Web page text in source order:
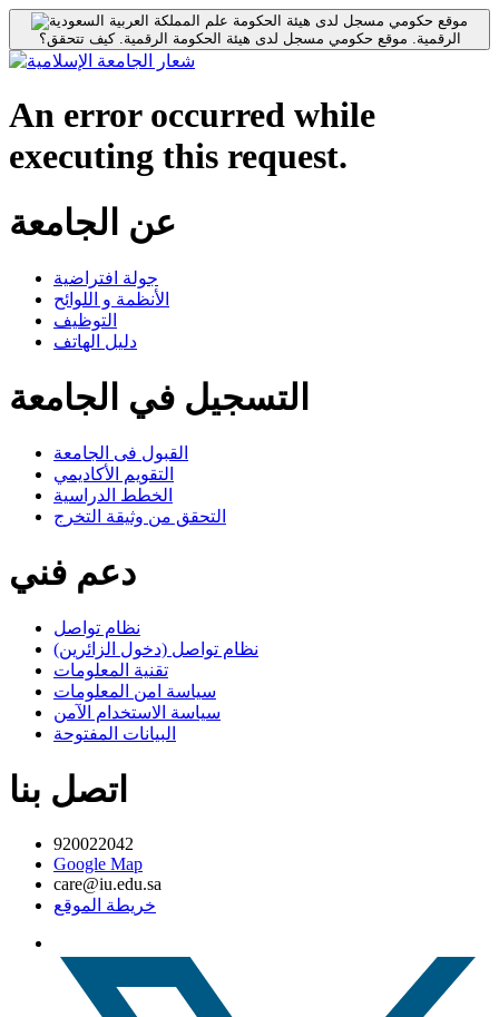
موقع حكومي مسجل لدى هيئة الحكومة
الرقمية. موقع حكومي مسجل لدى هيئة الحكومة الرقمية.كيف تتحقق؟
An error occurred while
executing this request.
عن الجامعة
جولة افتراضية
الأنظمة و اللوائح
التوظيف
دليل الهاتف
التسجيل في الجامعة
القبول فى الجامعة
التقويم الأكاديمي
الخطط الدراسية
التحقق من وثيقة التخرج
دعم فني
نظام تواصل
نظام تواصل (دخول الزائرين)
تقنية المعلومات
سياسة امن المعلومات
سياسة الاستخدام الآمن
البيانات المفتوحة
اتصل بنا
920022042
Google Map
care@iu.edu.sa
خريطة الموقع